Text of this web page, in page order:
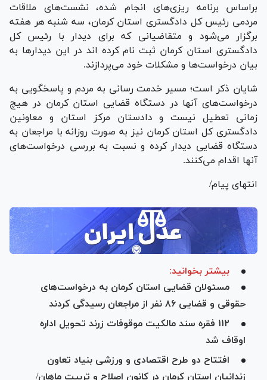
براساس برنامه ریزی‌های انجام شده، نشست‌های ملاقات
مردمی رئیس کل دادگستری استان کرمان، سه شنبه هر هفته
برگزار می‌شود و متقاضیانی که برای دیدار با رئیس کل
دادگستری استان کرمان ثبت نام کرده اند در این دیدار‌ها به
بیان درخواست‌ها و مشکلات خود می‌پردازند.
شایان ذکر است؛ مسیر خدمت رسانی به مردم و پاسخگویی به
درخواست‌های آنها در دستگاه قضایی استان کرمان در هیچ
زمانی تعطیل نیست و دادستان مرکز استان و معاونین
دادگستری کل استان کرمان نیز به صورت روزانه با مراجعان به
دستگاه قضایی دیدار کرده و نسبت به بررسی درخواست‌های
آنها اقدام می‌کنند.
انتهای پیام/
بیشتر بخوانید:
مسئولان قضایی استان کرمان به درخواست‌های
حقوقی و قضایی ۸۶ نفر از مراجعان رسیدگی کردند
۱۱۲ فقره سند مالکیت موقوفات زرند تحویل اداره
اوقاف شد
افتتاح دو طرح اقتصادی و ورزشی بنیاد تعاون
زندانیان استان کرمان در کانون اصلاح و تربیت ماهان/